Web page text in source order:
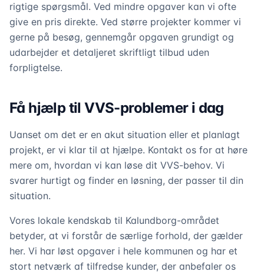
rigtige spørgsmål. Ved mindre opgaver kan vi ofte
give en pris direkte. Ved større projekter kommer vi
gerne på besøg, gennemgår opgaven grundigt og
udarbejder et detaljeret skriftligt tilbud uden
forpligtelse.
Få hjælp til VVS-problemer i dag
Uanset om det er en akut situation eller et planlagt
projekt, er vi klar til at hjælpe. Kontakt os for at høre
mere om, hvordan vi kan løse dit VVS-behov. Vi
svarer hurtigt og finder en løsning, der passer til din
situation.
Vores lokale kendskab til Kalundborg-området
betyder, at vi forstår de særlige forhold, der gælder
her. Vi har løst opgaver i hele kommunen og har et
stort netværk af tilfredse kunder, der anbefaler os